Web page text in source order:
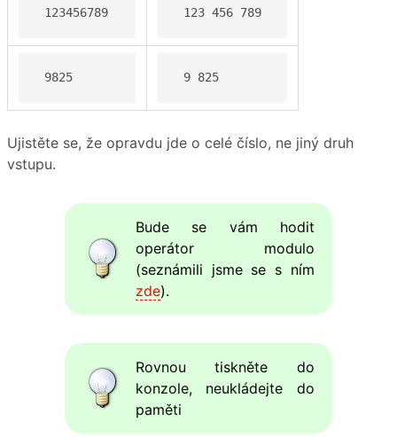
123456789 123 456 789
9825 9 825
Ujistěte se, že opravdu jde o celé číslo, ne jiný druh
vstupu.
Bude se vám hodit
operátor modulo
(seznámili jsme se s ním
zde).
Rovnou tiskněte do
konzole, neukládejte do
paměti